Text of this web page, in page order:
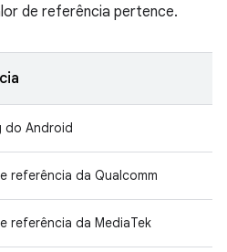
de referência pertence.
do Android
referência da Qualcomm
referência da MediaTek